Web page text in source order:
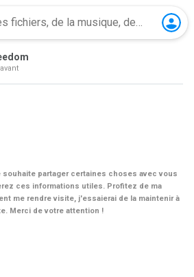
souhaite partager certaines choses avec vous
ces informations utiles. Profitez de ma
me rendre visite, j'essaierai de la maintenir à
Merci de votre attention !